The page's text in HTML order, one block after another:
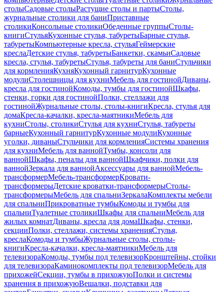
столыСадовые столыРастущие столы и партыСтолы,
журнальные столики для баниПриставные
столикиКонсольные столикиОбеденные группыСтолы-
книгиСтульяКухонные стулья, табуретыБарные стулья,
табуретыКомпьютерные кресла, стульяГеймерские
креслаДетские стулья, табуретыБанкетки, скамьиСадовые
кресла, стулья, табуретыСтулья, табуреты для баниСтульчики
для кормленияКухняКухонный гарнитурКухонные
модулиСтолешницы для кухниМебель для гостинойДиваны,
кресла для гостинойКомоды, тумбы для гостинойШкафы,
стенки, горки для гостинойПолки, стеллажи для
гостинойЖурнальные столы, столы-книгиКресла, стулья для
домаКресла-качалки, кресла-маятникиМебель для
кухниСтолы, столикиСтулья для кухниСтулья, табуреты
барныеКухонный гарнитурКухонные модулиКухонные
уголки, диваныСтульчики для кормленияСистемы хранения
для кухниМебель для ваннойТумбы, консоли для
ваннойШкафы, пеналы для ваннойШкафчики, полки для
ваннойЗеркала для ваннойАксессуары для ваннойМебель-
трансформерМебель-трансформерКровати-
трансформерыДетские кроватки-трансформерыСтолы-
трансформерыМебель для спальниЗеркалаКомплекты мебели
для спальниПрикроватные тумбыКомоды и тумбы для
спальниТуалетные столикиШкафы для спальниМебель для
жилых комнатДиваны, кресла для домаШкафы, стенки,
секцииПолки, стеллажи, системы храненияСтулья,
креслаКомоды и тумбыЖурнальные столы, столы-
книгиКресла-качалки, кресла-маятникиМебель для
телевизораКомоды, тумбы под телевизорКронштейны, стойки
для телевизораКаминокомплекты под телевизорМебель для
прихожейСекции, тумбы в прихожуюПолки и системы
хранения в прихожуюВешалки, подставки для